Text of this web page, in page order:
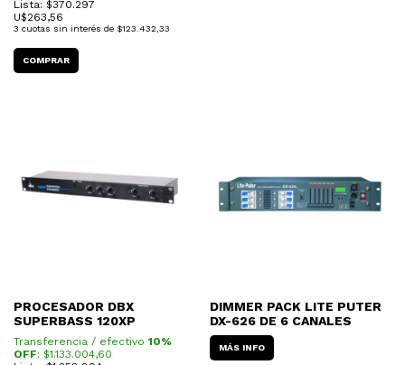
Lista: $370.297
U$263,56
3 cuotas sin interés de $123.432,33
PROCESADOR DBX
SUPERBASS 120XP
Transferencia / efectivo 10%
OFF: $1.133.004,60
DIMMER PACK LITE PUTER
DX-626 DE 6 CANALES
MÁS INFO